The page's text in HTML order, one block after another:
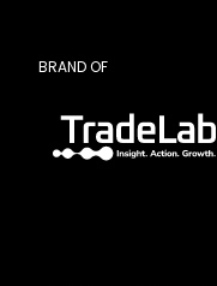
BRAND OF